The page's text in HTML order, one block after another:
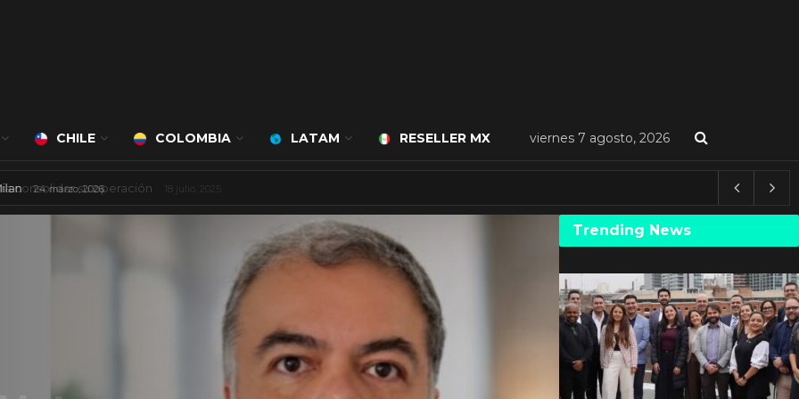
CHILE COLOMBIA LATAM RESELLER MX viernes 7 agosto, 2026
a cargo de Bert Milan 24 marzo, 2026
Trending News